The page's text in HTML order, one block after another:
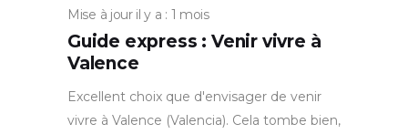
Mise à jour il y a : 1 mois
Guide express : Venir vivre à
Valence
Excellent choix que d'envisager de venir
vivre à Valence (Valencia). Cela tombe bien,